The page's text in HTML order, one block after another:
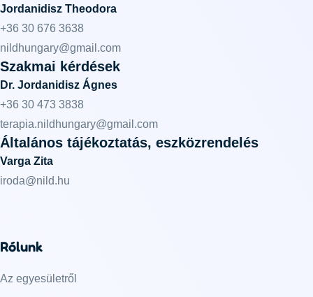
Jordanidisz Theodora
+36 30 676 3638
nildhungary@gmail.com
Szakmai kérdések
Dr. Jordanidisz Ágnes
+36 30 473 3838
terapia.nildhungary@gmail.com
Általános tájékoztatás, eszközrendelés
Varga Zita
iroda@nild.hu
Rólunk
Az egyesületről